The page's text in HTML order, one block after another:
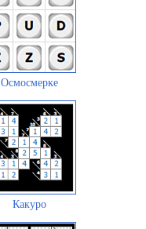
Осмосмерке
Какуро